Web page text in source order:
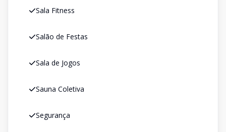
Sala Fitness
Salão de Festas
Sala de Jogos
Sauna Coletiva
Segurança